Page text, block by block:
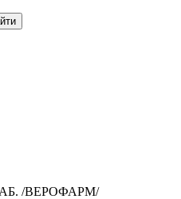
/ВЕРОФАРМ/